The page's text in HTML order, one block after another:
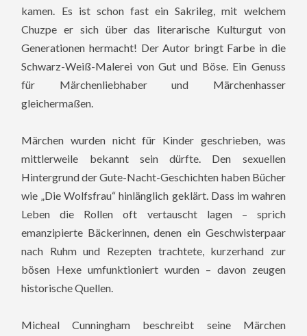
kamen. Es ist schon fast ein Sakrileg, mit welchem
Chuzpe er sich über das literarische Kulturgut von
Generationen hermacht! Der Autor bringt Farbe in die
Schwarz-Weiß-Malerei von Gut und Böse. Ein Genuss
für Märchenliebhaber und Märchenhasser
gleichermaßen.
Märchen wurden nicht für Kinder geschrieben, was
mittlerweile bekannt sein dürfte. Den sexuellen
Hintergrund der Gute-Nacht-Geschichten haben Bücher
wie „Die Wolfsfrau“ hinlänglich geklärt. Dass im wahren
Leben die Rollen oft vertauscht lagen – sprich
emanzipierte Bäckerinnen, denen ein Geschwisterpaar
nach Ruhm und Rezepten trachtete, kurzerhand zur
bösen Hexe umfunktioniert wurden – davon zeugen
historische Quellen.
Micheal Cunningham beschreibt seine Märchen